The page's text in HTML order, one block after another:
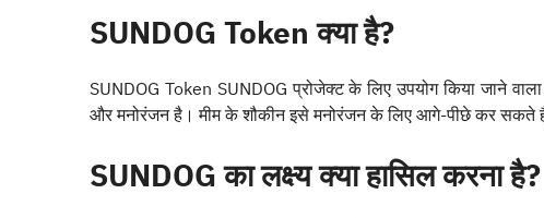
SUNDOG Token क्या है?
SUNDOG Token SUNDOG प्रोजेक्ट के लिए उपयोग किया जाने
और मनोरंजन है। मीम के शौकीन इसे मनोरंजन के लिए आगे-पीछे कर सकते
SUNDOG का लक्ष्य क्या हासिल करना है?